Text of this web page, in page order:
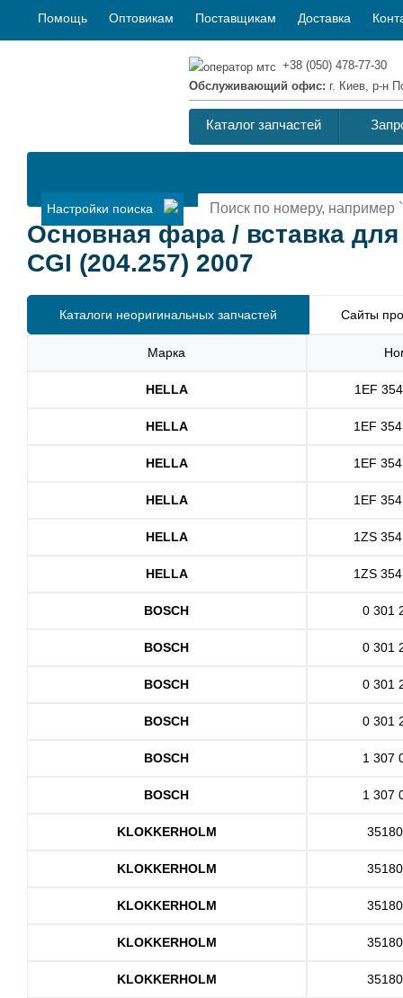
Помощь Оптовикам Поставщикам Доставка
+38 (050) 478-77-30
Обслуживающий офис: г. Киев, р-н
Каталог запчастей
Настройки поиска
Основная фара / вставка для
CGI (204.257) 2007
Каталоги неоригинальных запчастей Сайты
Марка
HELLA 1EF
HELLA 1EF
HELLA 1EF
HELLA 1EF
HELLA 1ZS
HELLA 1ZS
BOSCH 0 301
BOSCH 0 301
BOSCH 0 301
BOSCH 0 301
BOSCH 1 307
BOSCH 1 307
KLOKKERHOLM
KLOKKERHOLM
KLOKKERHOLM
KLOKKERHOLM
KLOKKERHOLM